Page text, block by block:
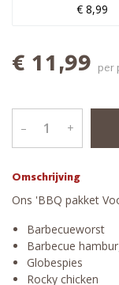
Omschrijving
Ons 'BBQ pakket
Barbecueworst
Barbecue
Globespies
Rocky chicken
€ 8,99
€ 11,99 per
– +